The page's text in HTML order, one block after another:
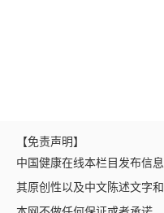
【免责声明】
中国健康在线本栏目发布信
其原创性以及中文陈述文字